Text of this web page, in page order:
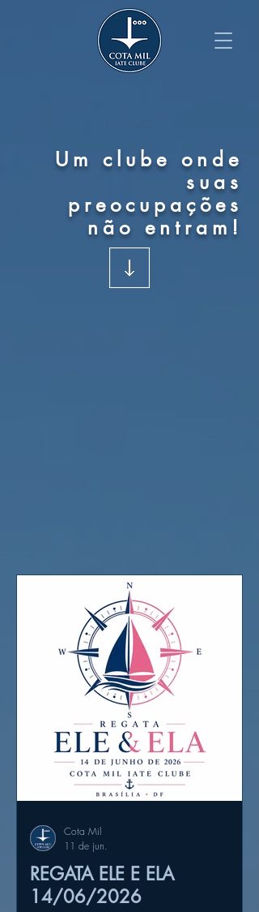
Um clube onde
suas
preocupações
não entram!
REGATA ELE E ELA
14/06/2026
Cota Mil
11 de jun.